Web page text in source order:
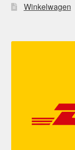
Winkelwagen